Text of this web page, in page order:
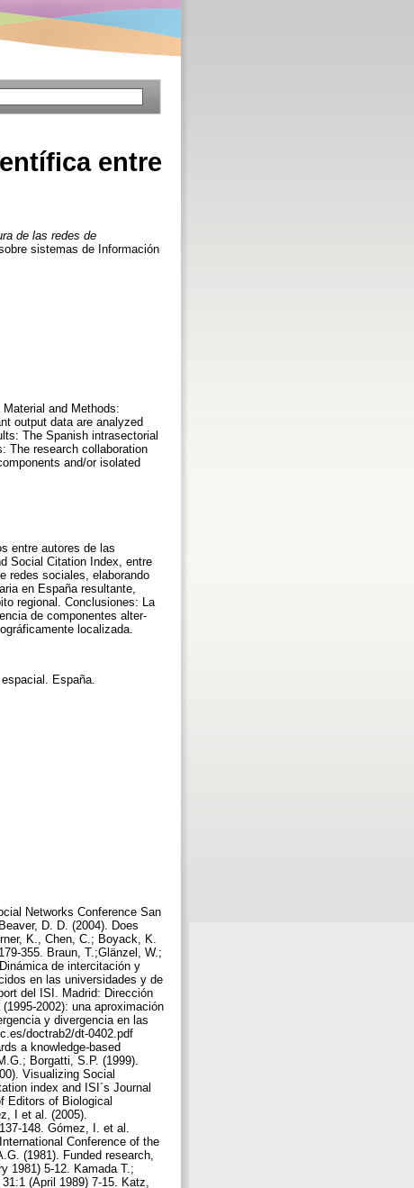
entre
de las redes de
sistemas de Información
and Methods:
output data are analyzed
The Spanish intrasectorial
The research collaboration
and/or isolated
entre autores de las
Social Citation Index, entre
redes sociales, elaborando
en España resultante,
regional. Conclusiones: La
de componentes alter-
localizada.
España.
Networks Conference San
D. D. (2004). Does
K., Chen, C.; Boyack, K.
355. Braun, T.;Glänzel, W.;
de intercitación y
en las universidades y de
del ISI. Madrid: Dirección
2002): una aproximación
y divergencia en las
doctrab2/dt-0402.pdf
a knowledge-based
Borgatti, S.P. (1999).
Visualizing Social
index and ISI´s Journal
Editors of Biological
I et al. (2005).
148. Gómez, I. et al.
Conference of the
(1981). Funded research,
1981) 5-12. Kamada T.;
(April 1989) 7-15. Katz,